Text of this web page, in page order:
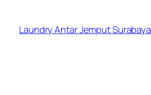
content
Laundry Antar Jemput Surabaya